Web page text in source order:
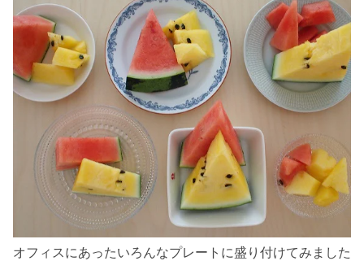
オフィスにあったいろんなプレートに盛り付けてみました